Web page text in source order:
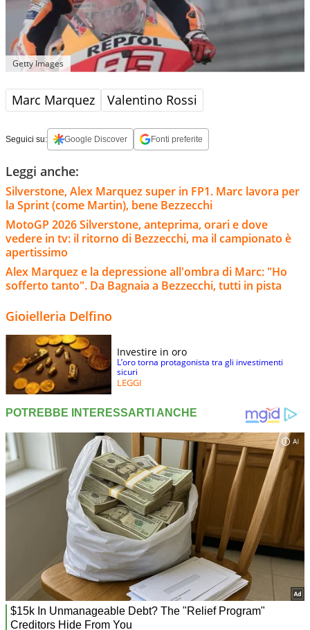
Getty Images
Marc Marquez Valentino Rossi
Seguici su: Google Discover Fonti preferite
Leggi anche:
Silverstone, Alex Marquez super in FP1. Marc lavora per
la Sprint (come Martin), bene Bezzecchi
MotoGP 2026 Silverstone, anteprima, orari e dove
vedere in tv: il ritorno di Bezzecchi, ma il campionato è
apertissimo
Alex Marquez e la depressione all'ombra di Marc: "Ho
sofferto tanto". Da Bagnaia a Bezzecchi, tutti in pista
Gioielleria Delfino
Investire in oro
L’oro torna protagonista tra gli investimenti
sicuri
LEGGI